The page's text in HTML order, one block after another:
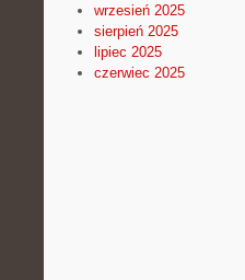
wrzesień 2025
sierpień 2025
lipiec 2025
czerwiec 2025